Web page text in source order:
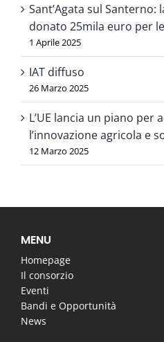
Sant’Agata sul Santerno:
donato 25mila euro per
1 Aprile 2025
IAT diffuso
26 Marzo 2025
L’UE lancia un piano per
l’innovazione agricola e
12 Marzo 2025
MENU
Homepage
Il consorzio
Eventi
Bandi e Opportunità
News